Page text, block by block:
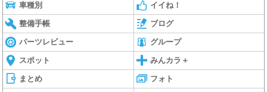
車種別 イイね！
整備手帳 ブログ
パーツレビュー グループ
スポット みんカラ＋
まとめ フォト